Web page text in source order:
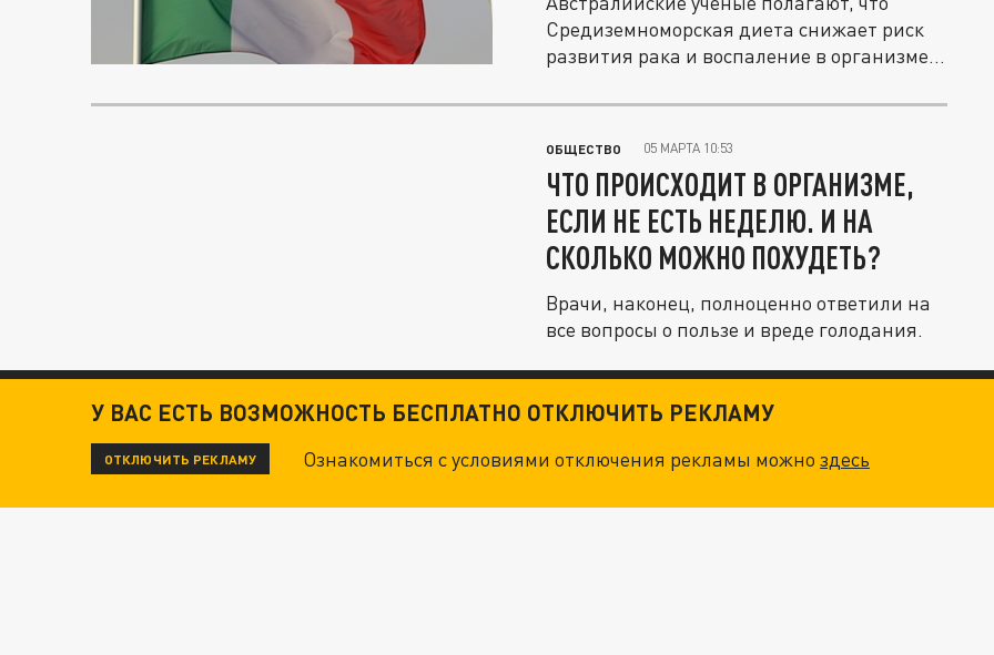
Средиземноморская диета снижает риск
развития рака и воспаление в организме...
ОБЩЕСТВО 05 МАРТА 10:53
ЧТО ПРОИСХОДИТ В ОРГАНИЗМЕ,
ЕСЛИ НЕ ЕСТЬ НЕДЕЛЮ. И НА
СКОЛЬКО МОЖНО ПОХУДЕТЬ?
Врачи, наконец, полноценно ответили на
все вопросы о пользе и вреде голодания.
У ВАС ЕСТЬ ВОЗМОЖНОСТЬ БЕСПЛАТНО ОТКЛЮЧИТЬ РЕКЛАМУ
ОТКЛЮЧИТЬ РЕКЛАМУ Ознакомиться с условиями отключения рекламы можноздесь